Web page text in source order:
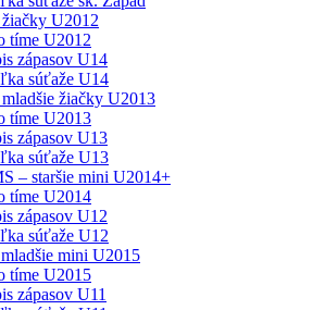
U2012
tíme U2012
zápasov U14
súťaže U14
žiačky U2013
tíme U2013
zápasov U13
súťaže U13
– staršie mini U2014+
tíme U2014
zápasov U12
súťaže U12
mini U2015
tíme U2015
zápasov U11